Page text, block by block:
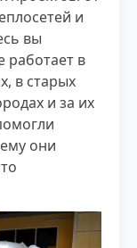
и
вы
работает в
в старых
и за их
они